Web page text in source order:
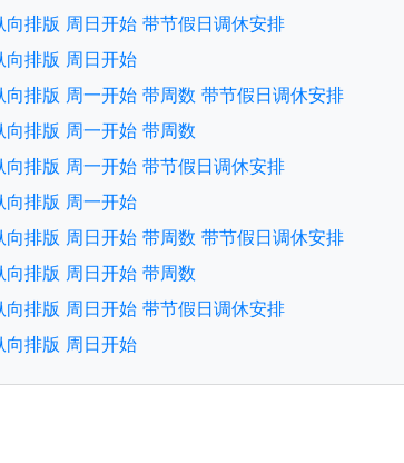
排版 周日开始 带节假日调休安排
排版 周日开始
排版 周一开始 带周数 带节假日调休安排
排版 周一开始 带周数
排版 周一开始 带节假日调休安排
排版 周一开始
排版 周日开始 带周数 带节假日调休安排
排版 周日开始 带周数
排版 周日开始 带节假日调休安排
排版 周日开始